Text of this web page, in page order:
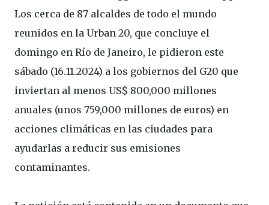
Los cerca de 87 alcaldes de todo el mundo
reunidos en la Urban 20, que concluye el
domingo en Río de Janeiro, le pidieron este
sábado (16.11.2024) a los gobiernos del G20 que
inviertan al menos US$ 800,000 millones
anuales (unos 759,000 millones de euros) en
acciones climáticas en las ciudades para
ayudarlas a reducir sus emisiones
contaminantes.